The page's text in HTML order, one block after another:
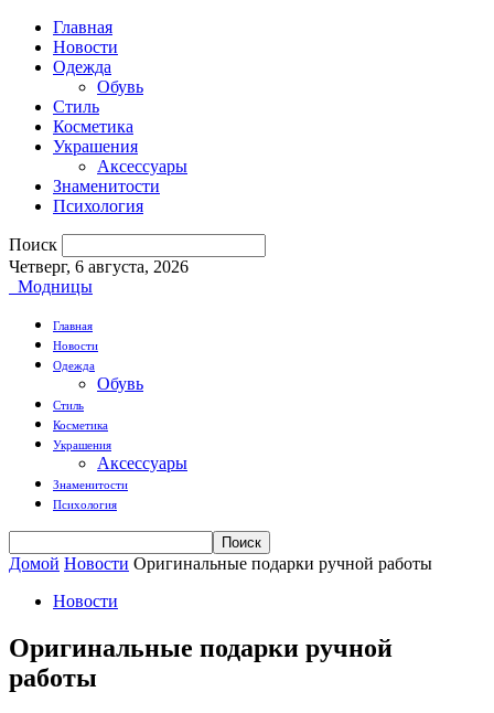
Главная
Новости
Одежда
Обувь
Стиль
Косметика
Украшения
Аксессуары
Знаменитости
Психология
Поиск
Четверг, 6 августа, 2026
Модницы
Главная
Новости
Одежда
Обувь
Стиль
Косметика
Украшения
Аксессуары
Знаменитости
Психология
Домой Новости Оригинальные подарки ручной работы
Новости
Оригинальные подарки ручной
работы